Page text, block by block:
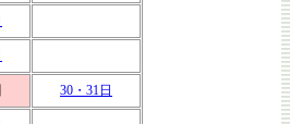
30・31日